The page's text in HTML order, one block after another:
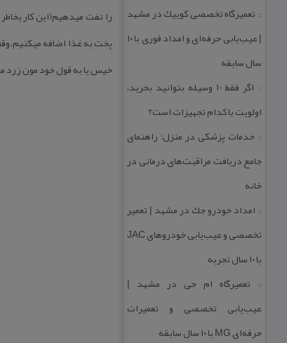
:: تعمیرگاه تخصصی كوییك در مشهد
| عیب‌یابی حرفه‌ای و امداد فوری با ۱۰
سال سابقه
::
اگر فقط 10 وسیله بتوانید بخرید،
اولویت با كدام تجهیزات است؟
:: خدمات پزشكی در منزل؛ راهنمای
جامع دریافت مراقبت‌های درمانی در
خانه
:: امداد خودرو جك در مشهد | تعمیر
تخصصی و عیب‌یابی خودروهای JAC
با ۱۰ سال تجربه
:: تعمیرگاه ام جی در مشهد |
عیب‌یابی تخصصی و تعمیرات
حرفه‌ای MG با ۱۰ سال سابقه
را تفت میدهیم(این كار
پخت به غذا اضافه
خیس یا به قول خود مون زرد